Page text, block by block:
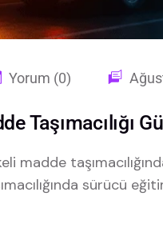
Yorum (0)
Taşımacılığı
madde
sürücü